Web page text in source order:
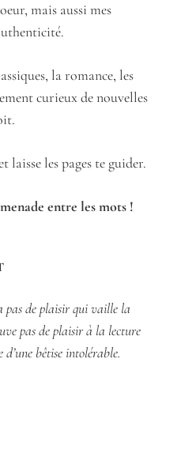
mais aussi mes
la romance, les
curieux de nouvelles
les pages te guider.
entre les mots !
pas de plaisir qui vaille la
pas de plaisir à la lecture
d’une bêtise intolérable.